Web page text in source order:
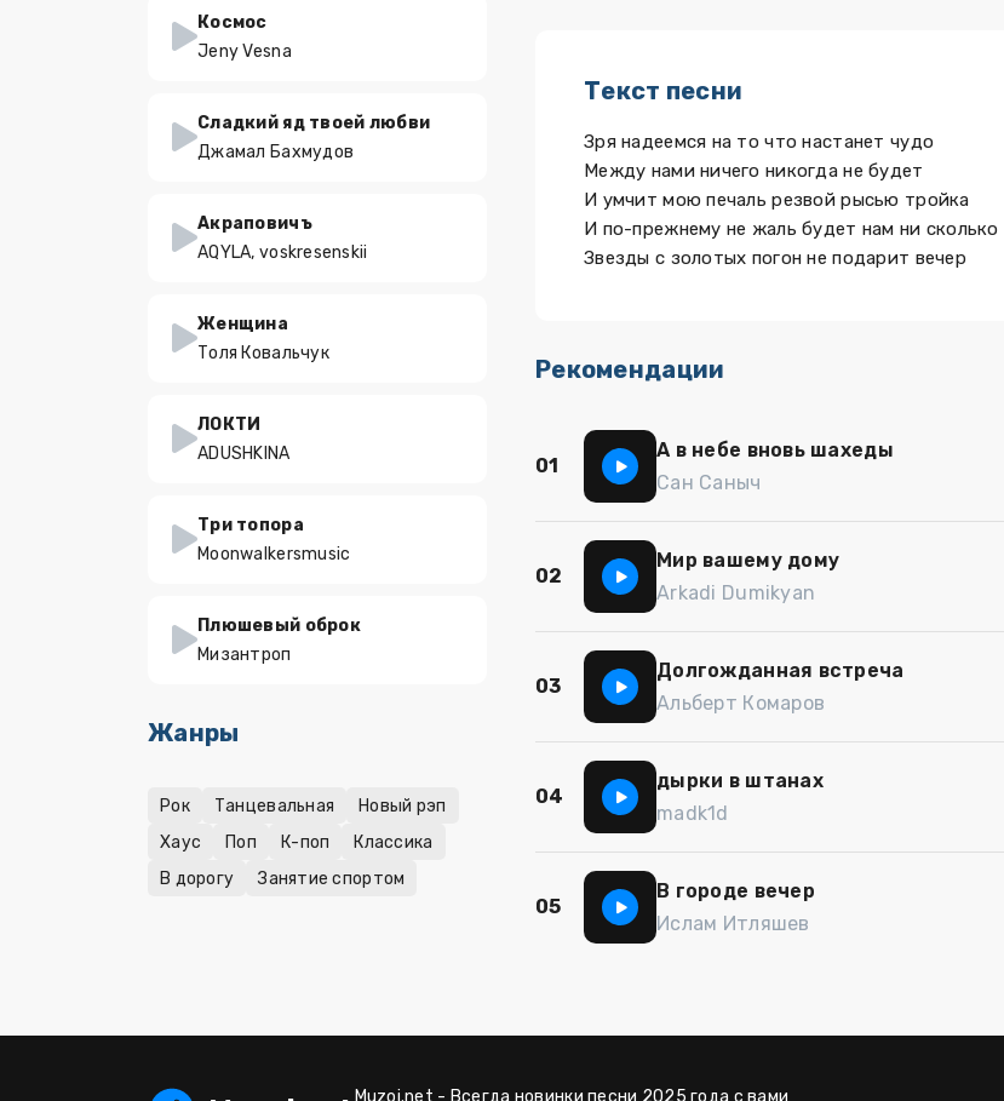
Текст песни
Зря надеемся на то что настанет чудо
Между нами ничего никогда не будет
И умчит мою печаль резвой рысью тройка
И по-прежнему не жаль будет нам ни сколько
Звезды с золотых погон не подарит вечер
Рекомендации
01
А в небе вновь шахеды
Сан Саныч
02
Мир вашему дому
Arkadi Dumikyan
03
Долгожданная встреча
Альберт Комаров
04
дырки в штанах
madk1d
05
В городе вечер
Ислам Итляшев
Космос
Jeny Vesna
Сладкий яд твоей любви
Джамал Бахмудов
Акраповичъ
AQYLA, voskresenskii
Женщина
Толя Ковальчук
ЛОКТИ
ADUSHKINA
Три топора
Moonwalkersmusic
Плюшевый оброк
Мизантроп
Жанры
Рок Танцевальная
Новый рэп
Хаус
Поп К-поп
Классика
В дорогу
Занятие спортом